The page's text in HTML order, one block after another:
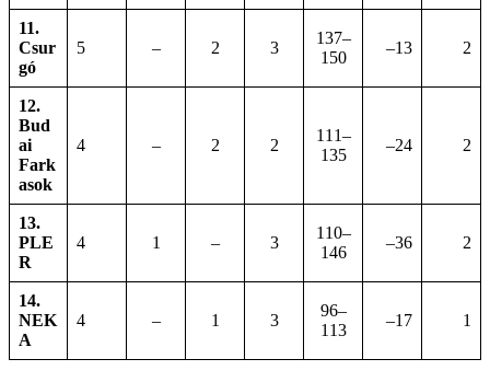
11.
Csur
gó
5 – 2 3
137–
150
–13 2
12.
Bud
ai
Fark
asok
4 – 2 2
111–
135
–24 2
13.
PLE
R
4 1 – 3
110–
146
–36 2
14.
NEK
A
4 – 1 3
96–
113
–17 1